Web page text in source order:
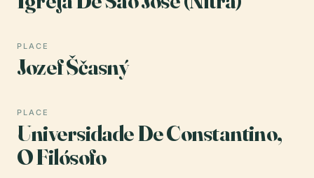
PLACE
Jozef Ščasný
PLACE
Universidade De Constantino,
O Filósofo